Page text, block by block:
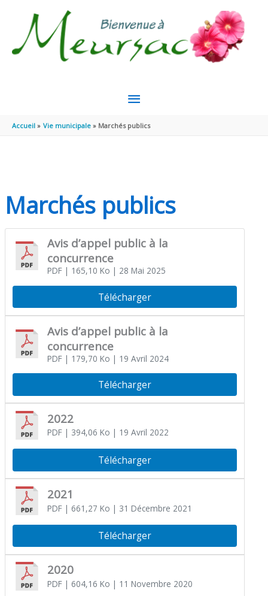
MENU
PRINCIPAL
Accueil Vie municipale Marchés publics
Marchés publics
Avis d’appel public à la
concurrence
PDF| 165,10 Ko | 28 Mai 2025
Télécharger
Avis d’appel public à la
concurrence
PDF| 179,70 Ko | 19 Avril 2024
Télécharger
2022
PDF| 394,06 Ko | 19 Avril 2022
Télécharger
2021
PDF| 661,27 Ko | 31 Décembre 2021
Télécharger
2020
PDF| 604,16 Ko | 11 Novembre 2020